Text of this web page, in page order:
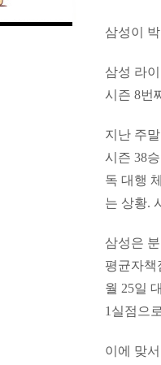
삼성이
삼성 라
시즌 8번
지난 주
시즌 38
독 대행
는 상황.
삼성은
평균자책
월 25일
1실점으
이에 맞